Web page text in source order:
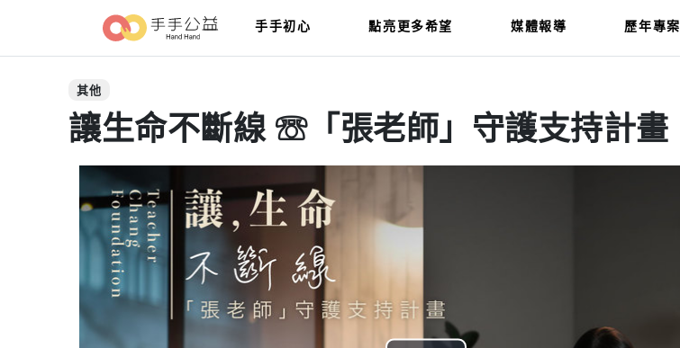
手手初心 點亮更多希望 媒體報導 歷年專案
其他
讓生命不斷線 ☏「張老師」守護支持計畫